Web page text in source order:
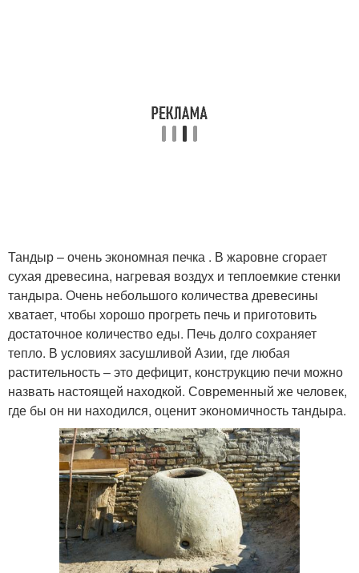
Тандыр – очень экономная печка . В жаровне сгорает
сухая древесина, нагревая воздух и теплоемкие стенки
тандыра. Очень небольшого количества древесины
хватает, чтобы хорошо прогреть печь и приготовить
достаточное количество еды. Печь долго сохраняет
тепло. В условиях засушливой Азии, где любая
растительность – это дефицит, конструкцию печи можно
назвать настоящей находкой. Современный же человек,
где бы он ни находился, оценит экономичность тандыра.